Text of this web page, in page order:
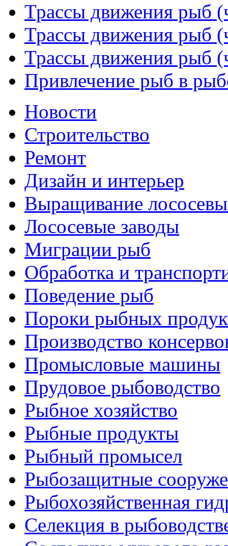
Трассы движения рыб
Трассы движения рыб
Трассы движения рыб
Привлечение рыб в
Новости
Строительство
Ремонт
Дизайн и интерьер
Выращивание
Лососевые заводы
Миграции рыб
Обработка и
Поведение рыб
Пороки рыбных
Производство
Промысловые машины
Прудовое рыбоводство
Рыбное хозяйство
Рыбные продукты
Рыбный промысел
Рыбозащитные
Рыбохозяйственная
Селекция в